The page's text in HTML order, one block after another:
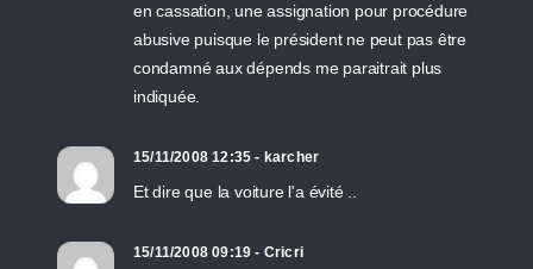
en cassation, une assignation pour procédure
abusive puisque le président ne peut pas être
condamné aux dépends me paraitrait plus
indiquée.
15/11/2008 12:35 - karcher
Et dire que la voiture l'a évité ..
15/11/2008 09:19 - Cricri